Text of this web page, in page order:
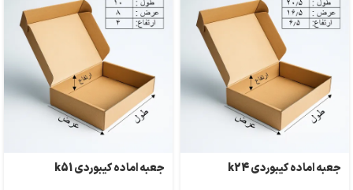
جعبه اماده کیبوردی k24
جعبه اماده کیبوردی k51